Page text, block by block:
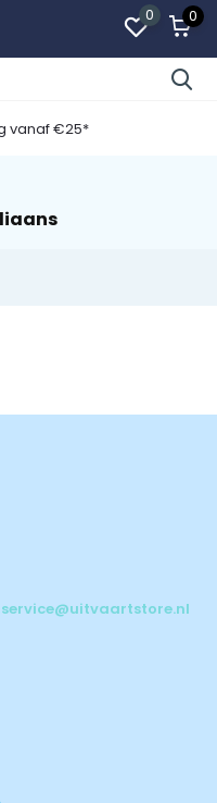
0 0
vanaf €25*